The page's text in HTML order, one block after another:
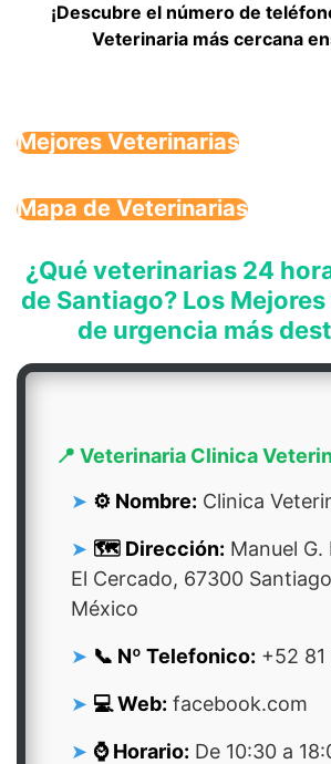
¡Descubre el número de
Veterinaria más cercana
Mejores Veterinarias
Mapa de Veterinarias
¿Qué veterinarias 24
de Santiago? Los
de urgencia más
📍 Veterinaria Clinica
⚙️ Nombre: Clinica
🗺️ Dirección: Manuel G.
El Cercado, 67300
México
📞 Nº Telefonico: +52 81
💻 Web: facebook.com
⌚ Horario: De 10:30 a